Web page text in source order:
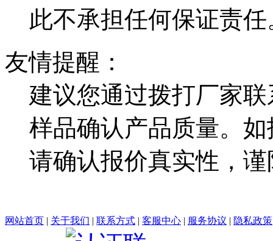
此不承担任何保证责任
友情提醒：
建议您通过拨打厂家
样品确认产品质量。
请确认报价真实性，
网站首页 | 关于我们 | 联系方式 | 客服中心 | 服务协议 | 隐私政策